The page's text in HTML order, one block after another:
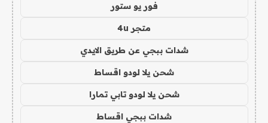
فور يو ستور
متجر 4u
شدات ببجي عن طريق الايدي
شحن يلا لودو اقساط
شحن يلا لودو تابي تمارا
شدات ببجي اقساط